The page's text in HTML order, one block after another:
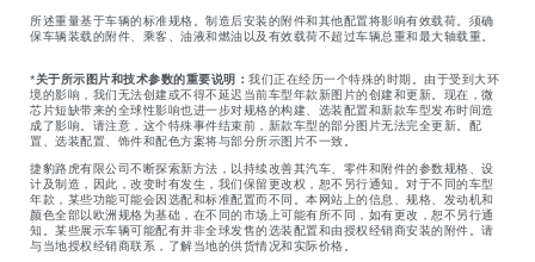
所述重量基于车辆的标准规格。制造后安装的附件和其他配置将影响有效载荷。须确
保车辆装载的附件、乘客、油液和燃油以及有效载荷不超过车辆总重和最大轴载重。
*关于所示图片和技术参数的重要说明： 我们正在经历一个特殊的时期。由于受到大环
境的影响，我们无法创建或不得不延迟当前车型年款新图片的创建和更新。现在，微
芯片短缺带来的全球性影响也进一步对规格的构建、选装配置和新款车型发布时间造
成了影响。请注意，这个特殊事件结束前，新款车型的部分图片无法完全更新。配
置、选装配置、饰件和配色方案将与部分所示图片不一致。
捷豹路虎有限公司不断探索新方法，以持续改善其汽车、零件和附件的参数规格、设
计及制造，因此，改变时有发生，我们保留更改权，恕不另行通知。对于不同的车型
年款，某些功能可能会因选配和标准配置而不同。本网站上的信息、规格、发动机和
颜色全部以欧洲规格为基础，在不同的市场上可能有所不同，如有更改，恕不另行通
知。某些展示车辆可能配有并非全球发售的选装配置和由授权经销商安装的附件。请
与当地授权经销商联系，了解当地的供货情况和实际价格。